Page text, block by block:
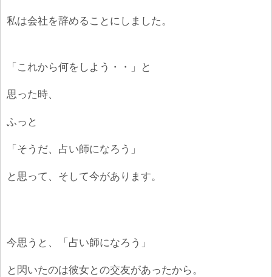
私は会社を辞めることにしました。
「これから何をしよう・・」と
思った時、
ふっと
「そうだ、占い師になろう」
と思って、そして今があります。
今思うと、「占い師になろう」
と閃いたのは彼女との交友があったから。